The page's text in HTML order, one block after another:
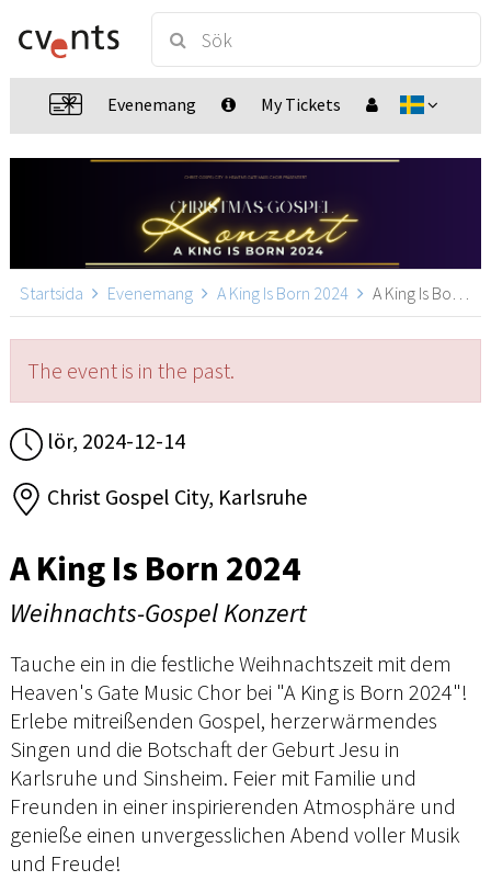
Evenemang My Tickets
Startsida Evenemang A King Is Born 2024 A King Is Born 2024, Karlsruhe
The event is in the past.
lör, 2024-12-14
Christ Gospel City, Karlsruhe
A King Is Born 2024
Weihnachts-Gospel Konzert
Tauche ein in die festliche Weihnachtszeit mit dem
Heaven's Gate Music Chor bei "A King is Born 2024"!
Erlebe mitreißenden Gospel, herzerwärmendes
Singen und die Botschaft der Geburt Jesu in
Karlsruhe und Sinsheim. Feier mit Familie und
Freunden in einer inspirierenden Atmosphäre und
genieße einen unvergesslichen Abend voller Musik
und Freude!